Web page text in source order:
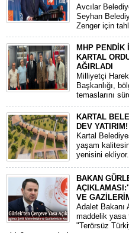
Avcılar
Seyhan
Zenger için
MHP PENDİK
KARTAL
AĞIRLADI
​Milliyetçi
Başkanlığı,
temaslarını
KARTAL
DEV YATIRIM!
Kartal
yaşam
yenisini ekliyor.
BAKAN
VE
Adalet Bakanı
maddelik yasa
"Terörsüz